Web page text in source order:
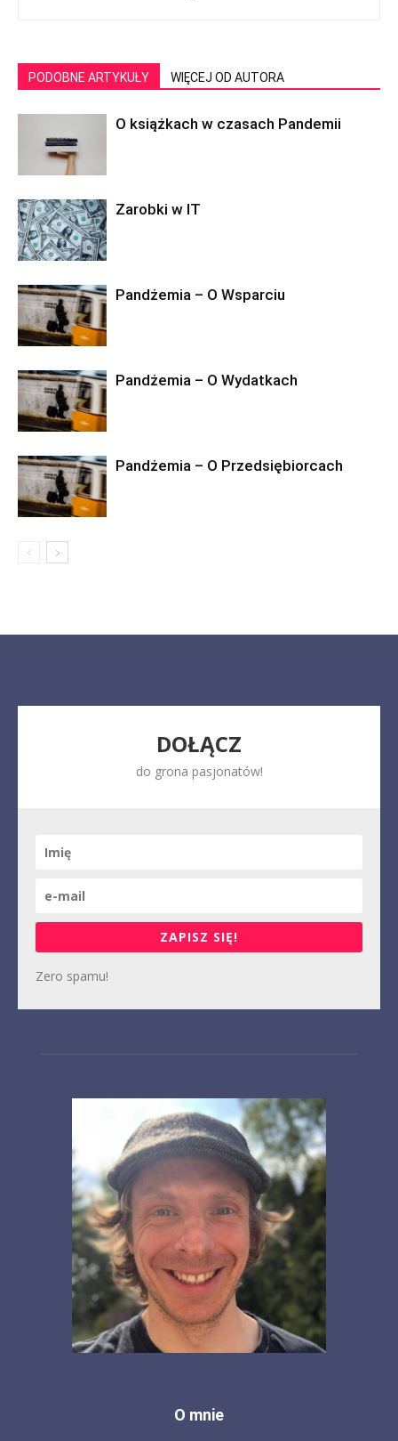
PODOBNE ARTYKUŁY WIĘCEJ OD AUTORA
O książkach w czasach Pandemii
Zarobki w IT
Pandżemia – O Wsparciu
Pandżemia – O Wydatkach
Pandżemia – O Przedsiębiorcach
DOŁĄCZ
do grona pasjonatów!
ZAPISZ SIĘ!
Zero spamu!
O mnie